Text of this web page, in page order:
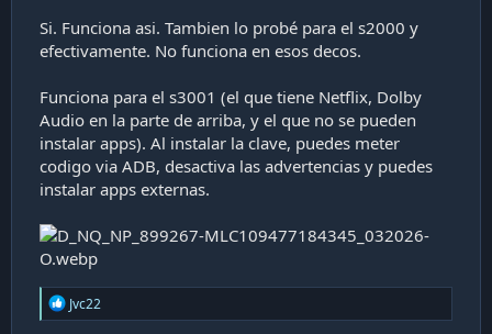
Si. Funciona asi. Tambien lo probé para el s2000 y
efectivamente. No funciona en esos decos.
Funciona para el s3001 (el que tiene Netflix, Dolby
Audio en la parte de arriba, y el que no se pueden
instalar apps). Al instalar la clave, puedes meter
codigo via ADB, desactiva las advertencias y puedes
instalar apps externas.
R
e
Jvc22